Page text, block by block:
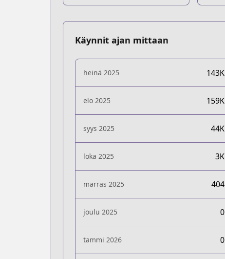
Käynnit ajan mittaan
heinä 2025 143K
elo 2025 159K
syys 2025 44K
loka 2025 3K
marras 2025 404
joulu 2025 0
tammi 2026 0